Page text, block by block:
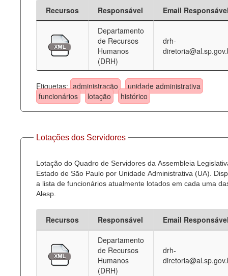
Recursos Responsável
Email
Departamento
de Recursos
Humanos
(DRH)
drh-
Etiquetas: administração
unidade administrativa
funcionários
lotação histórico
Lotações dos Servidores
Lotação do Quadro de Servidores da Assembleia
Estado de São Paulo por Unidade Administrativa (UA).
a lista de funcionários atualmente lotados em cada uma
Alesp.
Recursos Responsável
Email
Departamento
de Recursos
Humanos
(DRH)
drh-